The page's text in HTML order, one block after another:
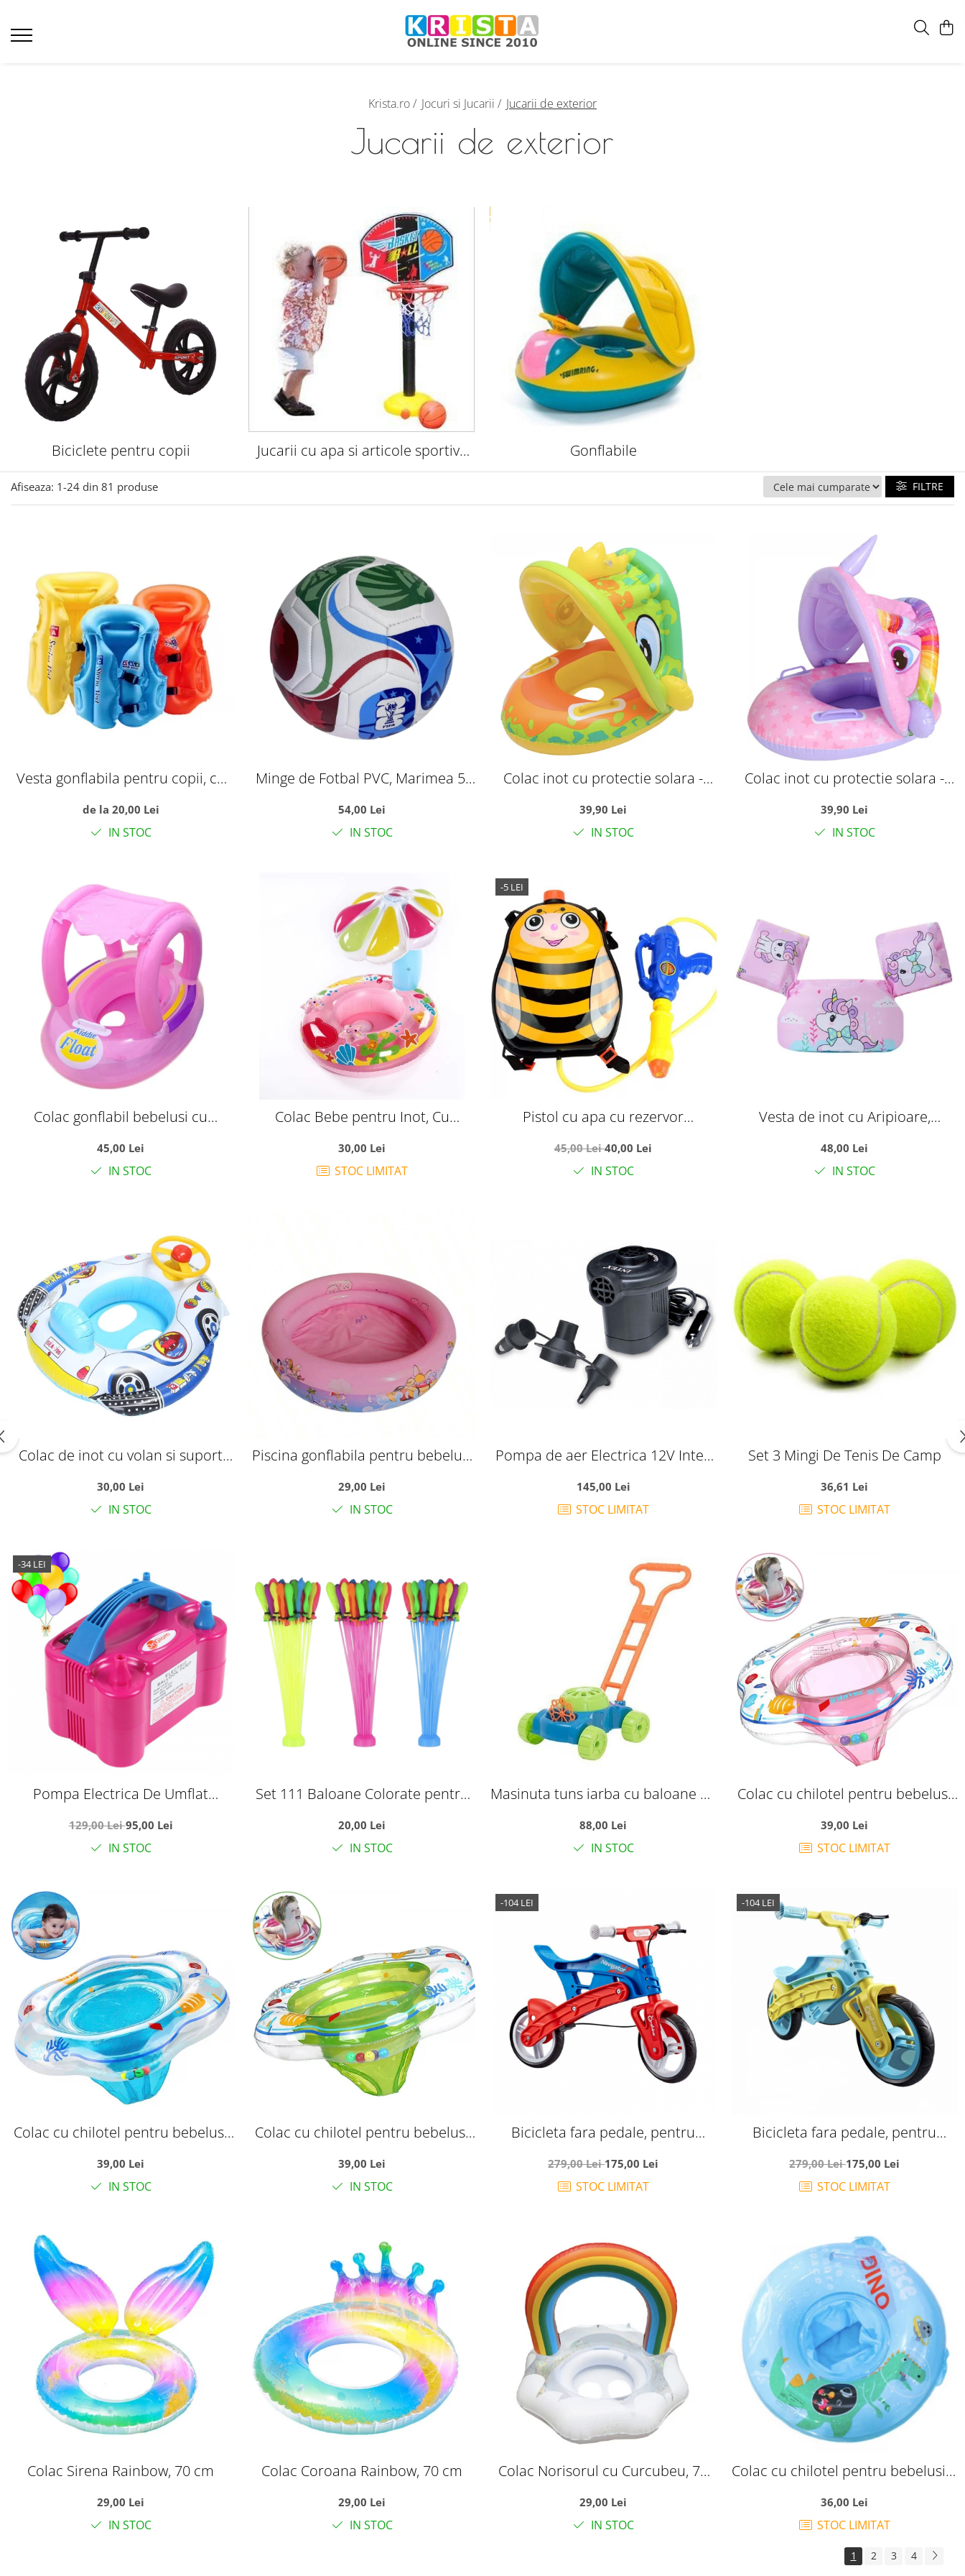
Krista.ro / Jocuri si Jucarii / Jucarii de exterior
Jucarii de exterior
Biciclete pentru copii
Jucarii cu apa si articole sportive
pentru copii
Gonflabile
Afiseaza: 1-24 din 81 produse FILTRE
Vesta gonflabila pentru copii, cu
de la 20,00 Lei
IN STOC
Minge de Fotbal PVC, Marimea 5,
54,00 Lei
IN STOC
Colac inot cu protectie solara -
39,90 Lei
IN STOC
Colac inot cu protectie solara -
39,90 Lei
IN STOC
Colac gonflabil bebelusi cu
tip chilotel, 12-36 luni, roz
45,00 Lei
IN STOC
Colac Bebe pentru Inot, Cu
30,00 Lei
STOC LIMITAT
-5 LEI
Pistol cu apa cu rezervor
45,00 Lei40,00 Lei
IN STOC
Vesta de inot cu Aripioare,
48,00 Lei
IN STOC
Colac de inot cu volan si suport
5 ani
30,00 Lei
IN STOC
Piscina gonflabila pentru bebelusi
3 ani, Roz
29,00 Lei
IN STOC
Pompa de aer Electrica 12V Intex
145,00 Lei
STOC LIMITAT
Set 3 Mingi De Tenis De Camp
36,61 Lei
STOC LIMITAT
-34 LEI
Pompa Electrica De Umflat
129,00 Lei95,00 Lei
IN STOC
Set 111 Baloane Colorate pentru
20,00 Lei
IN STOC
Masinuta tuns iarba cu baloane de
88,00 Lei
IN STOC
Colac cu chilotel pentru bebelusi
39,00 Lei
STOC LIMITAT
Colac cu chilotel pentru bebelusi
39,00 Lei
IN STOC
Colac cu chilotel pentru bebelusi
39,00 Lei
IN STOC
-104 LEI
Bicicleta fara pedale, pentru
albastru
279,00 Lei175,00 Lei
STOC LIMITAT
-104 LEI
Bicicleta fara pedale, pentru
279,00 Lei175,00 Lei
STOC LIMITAT
Colac Sirena Rainbow, 70 cm
29,00 Lei
IN STOC
Colac Coroana Rainbow, 70 cm
29,00 Lei
IN STOC
Colac Norisorul cu Curcubeu, 70
29,00 Lei
IN STOC
Colac cu chilotel pentru bebelusi 3
36,00 Lei
STOC LIMITAT
1 2 3 4